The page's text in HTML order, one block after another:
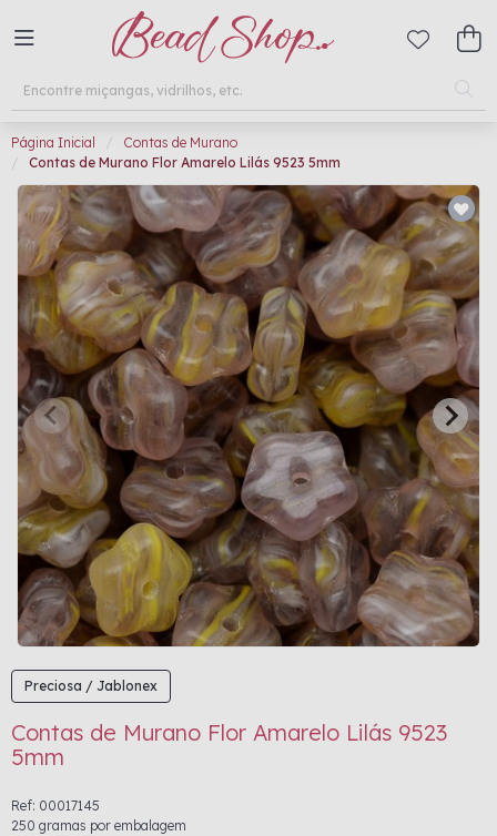
Página Inicial
Contas de Murano
Contas de Murano Flor Amarelo Lilás 9523 5mm
Preciosa / Jablonex
Contas de Murano Flor Amarelo Lilás 9523
5mm
Ref: 00017145
250 gramas por embalagem